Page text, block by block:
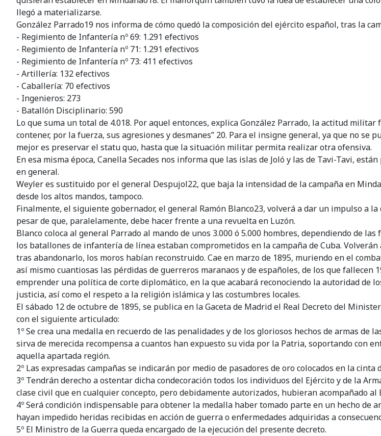
llegó a materializarse.
González Parrado19 nos informa de cómo quedó la composición del ejército español, tras la
- Regimiento de Infantería nº 69: 1.291 efectivos
- Regimiento de Infantería nº 71: 1.291 efectivos
- Regimiento de Infantería nº 73: 411 efectivos
- Artillería: 132 efectivos
- Caballería: 70 efectivos
- Ingenieros: 273
- Batallón Disciplinario: 590
Lo que suma un total de 4.018. Por aquel entonces, explica González Parrado, la actitud
contener, por la fuerza, sus agresiones y desmanes” 20. Para el insigne general, ya que no
mejor es preservar el statu quo, hasta que la situación militar permita realizar otra ofensiva.
En esa misma época, Canella Secades nos informa que las islas de Joló y las de Tavi-Tavi,
en general.
Weyler es sustituido por el general Despujol22, que baja la intensidad de la campaña en
desde los altos mandos, tampoco.
Finalmente, el siguiente gobernador, el general Ramón Blanco23, volverá a dar un impulso a
pesar de que, paralelamente, debe hacer frente a una revuelta en Luzón.
Blanco coloca al general Parrado al mando de unos 3.000 ó 5.000 hombres, dependiendo de
los batallones de infantería de línea estaban comprometidos en la campaña de Cuba.
tras abandonarlo, los moros habían reconstruido. Cae en marzo de 1895, muriendo en el
así mismo cuantiosas las pérdidas de guerreros maranaos y de españoles, de los que
emprender una política de corte diplomático, en la que acabará reconociendo la autoridad de
justicia, así como el respeto a la religión islámica y las costumbres locales.
El sábado 12 de octubre de 1895, se publica en la Gaceta de Madrid el Real Decreto del
con el siguiente articulado:
1º Se crea una medalla en recuerdo de las penalidades y de los gloriosos hechos de armas de
sirva de merecida recompensa a cuantos han expuesto su vida por la Patria, soportando con
aquella apartada región.
2º Las expresadas campañas se indicarán por medio de pasadores de oro colocados en la cinta
3º Tendrán derecho a ostentar dicha condecoración todos los individuos del Ejército y de la
clase civil que en cualquier concepto, pero debidamente autorizados, hubieran acompañado
4º Será condición indispensable para obtener la medalla haber tomado parte en un hecho de
hayan impedido heridas recibidas en acción de guerra o enfermedades adquiridas a
5º El Ministro de la Guerra queda encargado de la ejecución del presente decreto.